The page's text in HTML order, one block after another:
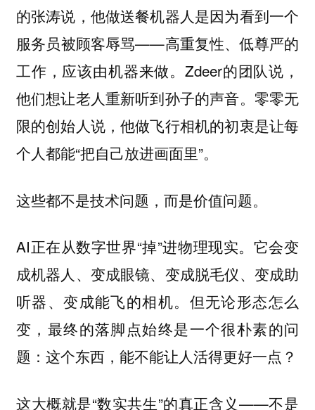
的张涛说，他做送餐机器人是因为看到一个
服务员被顾客辱骂——高重复性、低尊严的
工作，应该由机器来做。Zdeer的团队说，
他们想让老人重新听到孙子的声音。零零无
限的创始人说，他做飞行相机的初衷是让每
个人都能“把自己放进画面里”。
这些都不是技术问题，而是价值问题。
AI正在从数字世界“掉”进物理现实。它会变
成机器人、变成眼镜、变成脱毛仪、变成助
听器、变成能飞的相机。但无论形态怎么
变，最终的落脚点始终是一个很朴素的问
题： 这个东西，能不能让人活得更好一点？
这大概就是“数实共生”的真正含义——不是